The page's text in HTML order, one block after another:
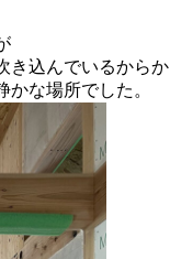
き込んでいるからか
な場所でした。